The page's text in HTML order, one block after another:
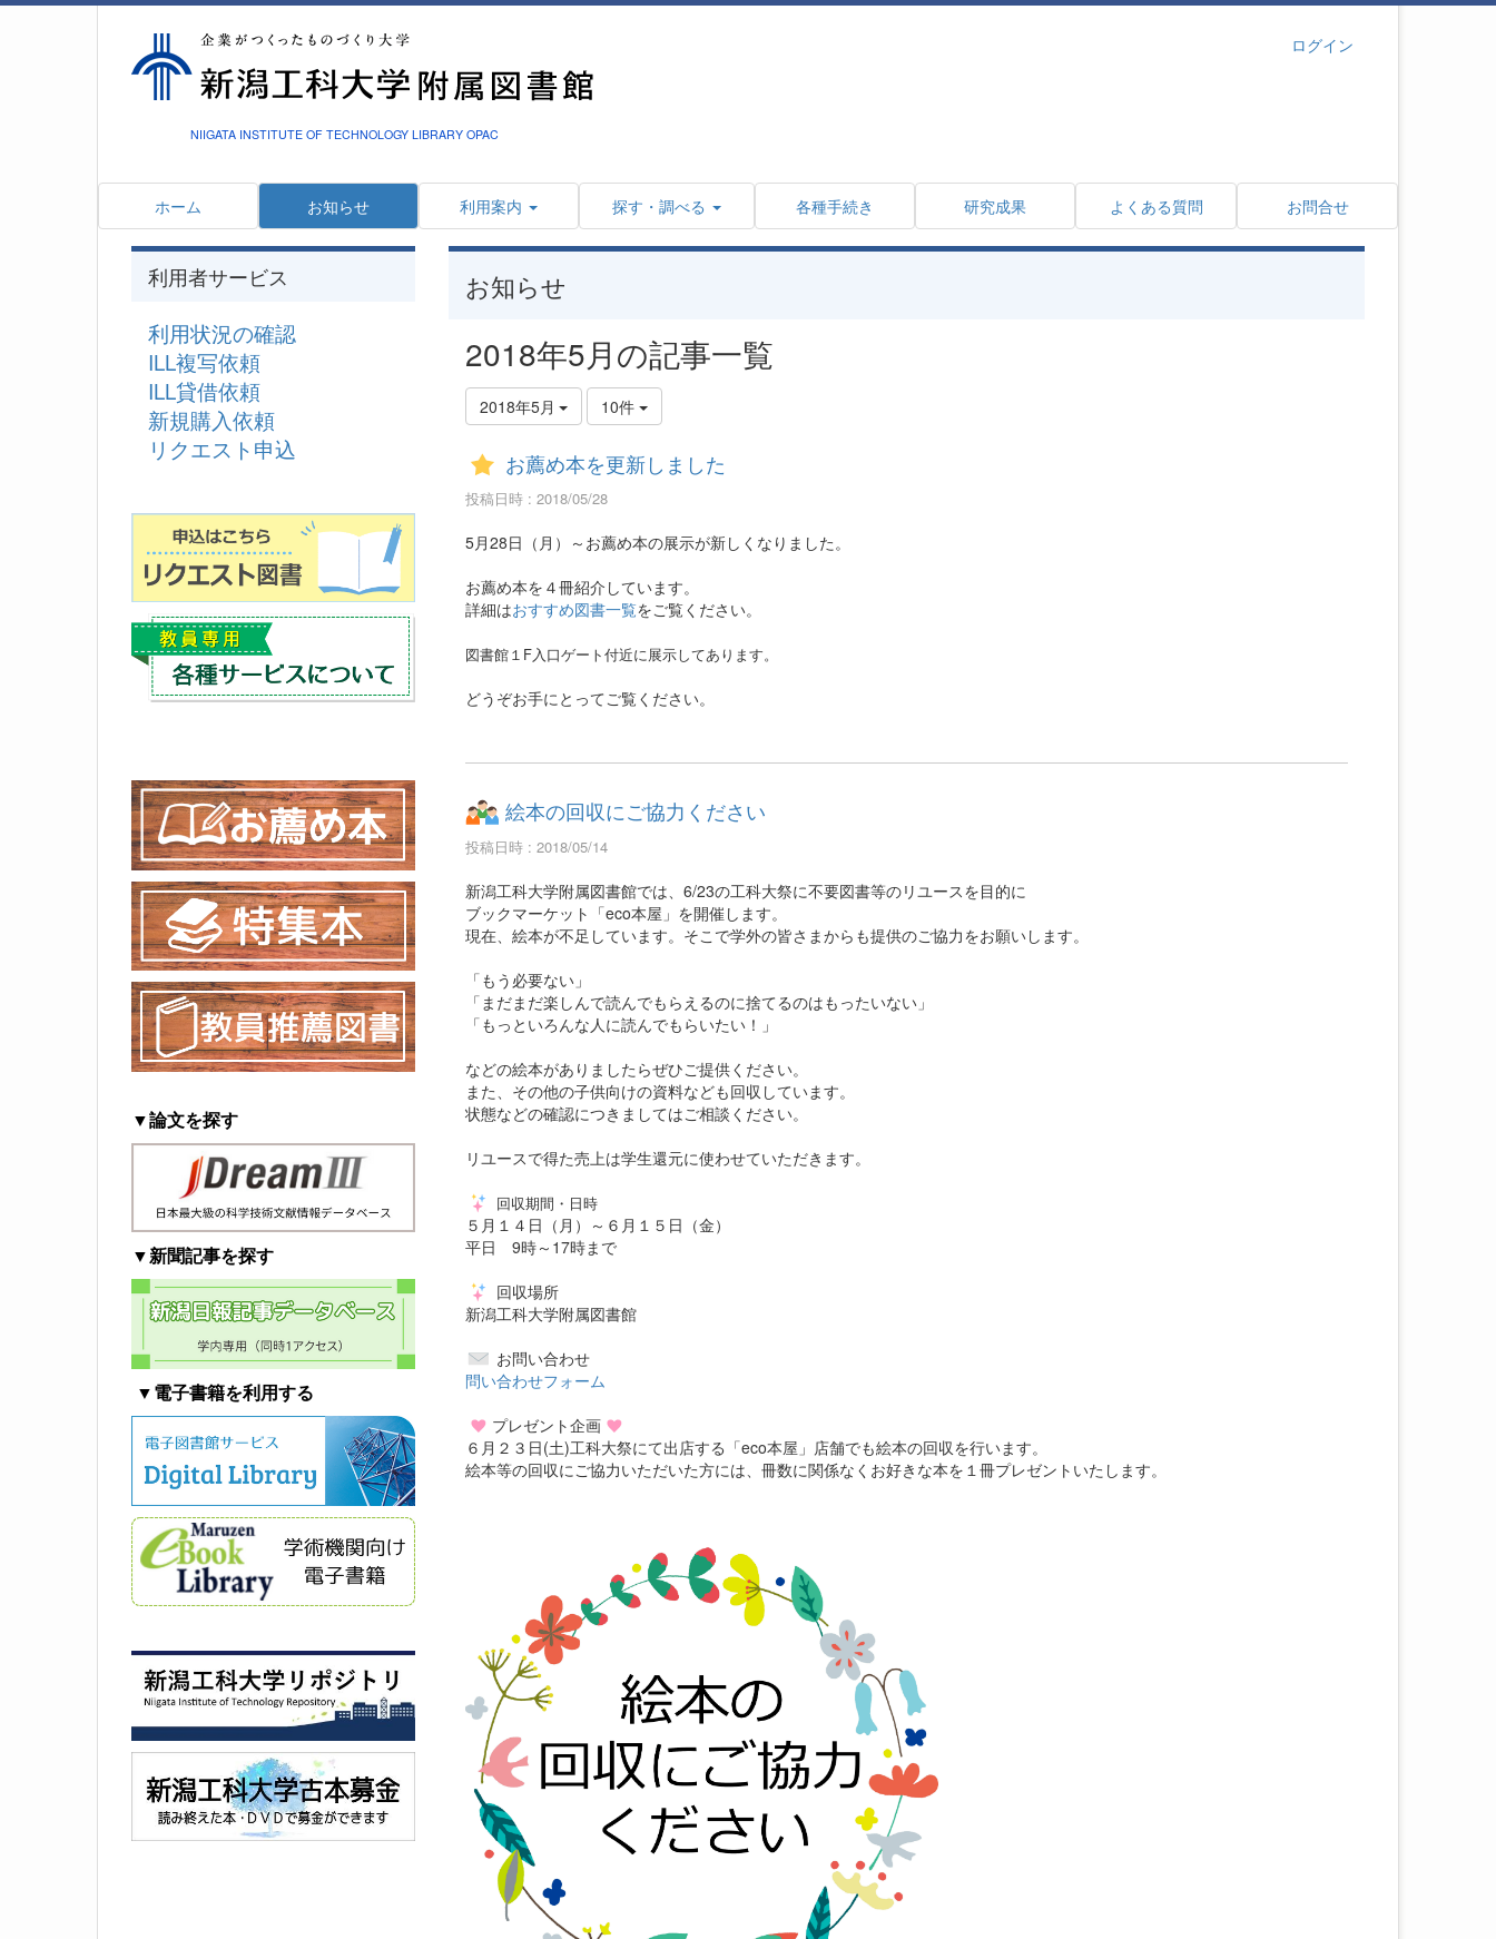
NIIGATA INSTITUTE OF TECHNOLOGY LIBRARY OPAC
ログイン
ホーム お知らせ 利用案内 探す・調べる 各種手続き 研究成果 よくある質問 お問合せ
お知らせ
2018年5月の記事一覧
2018年5月 10件
お薦め本を更新しました
投稿日時 : 2018/05/28
5月28日（月）～お薦め本の展示が新しくなりました。
お薦め本を４冊紹介しています。
詳細はおすすめ図書一覧をご覧ください。
図書館１F入口ゲート付近に展示してあります。
どうぞお手にとってご覧ください。
絵本の回収にご協力ください
投稿日時 : 2018/05/14
新潟工科大学附属図書館では、6/23の工科大祭に不要図書等のリユースを目的に
ブックマーケット「eco本屋」を開催します。
現在、絵本が不足しています。そこで学外の皆さまからも提供のご協力をお願いします。
「もう必要ない」
「まだまだ楽しんで読んでもらえるのに捨てるのはもったいない」
「もっといろんな人に読んでもらいたい！」
などの絵本がありましたらぜひご提供ください。
また、その他の子供向けの資料なども回収しています。
状態などの確認につきましてはご相談ください。
リユースで得た売上は学生還元に使わせていただきます。
回収期間・日時
５月１４日（月）～６月１５日（金）
平日 9時～17時まで
回収場所
新潟工科大学附属図書館
お問い合わせ
問い合わせフォーム
プレゼント企画
６月２３日(土)工科大祭にて出店する「eco本屋」店舗でも絵本の回収を行います。
絵本等の回収にご協力いただいた方には、冊数に関係なくお好きな本を１冊プレゼントいたします。
利用者サービス
利用状況の確認
ILL複写依頼
ILL貸借依頼
新規購入依頼
リクエスト申込
▼論文を探す
▼新聞記事を探す
▼電子書籍を利用する